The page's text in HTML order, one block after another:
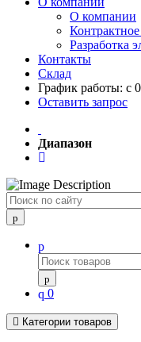
О компании
Разработка
Контакты
Склад
График работы: с
Оставить запрос
Диапазон
Поиск
0
Категории товаров